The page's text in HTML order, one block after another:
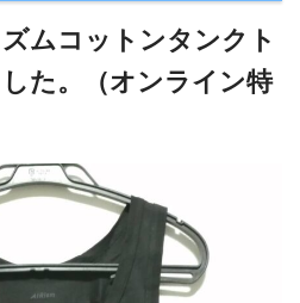
ムコットンタンクト
た。（オンライン特